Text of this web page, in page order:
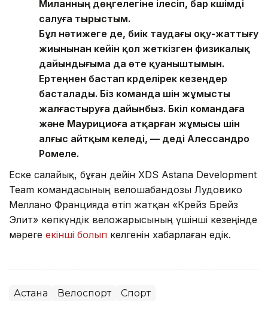
Миланның дөңгелегіне ілесіп, бар күшімді
салуға тырыстым.
Бұл нәтижеге де, биік таудағы оқу-жаттығу
жиынынан кейін қол жеткізген физикалық
дайындығыма да өте қуаныштымын.
Ертеңнен бастап күрделірек кезеңдер
басталады. Біз команда үшін жұмысты
жалғастыруға дайынбыз. Бүкіл командаға
және Маурициоға атқарған жұмысы үшін
алғыс айтқым келеді, — деді Алессандро
Ромеле.
Еске салайық, бұған дейін XDS Astana Development
Team командасының велошабандозы Лудовико
Меллано Францияда өтіп жатқан «Крейз Брейз
Элит» көпкүндік веложарысының үшінші кезеңінде
мәреге екінші болып келгенін хабарлаған едік.
Астана Велоспорт Спорт